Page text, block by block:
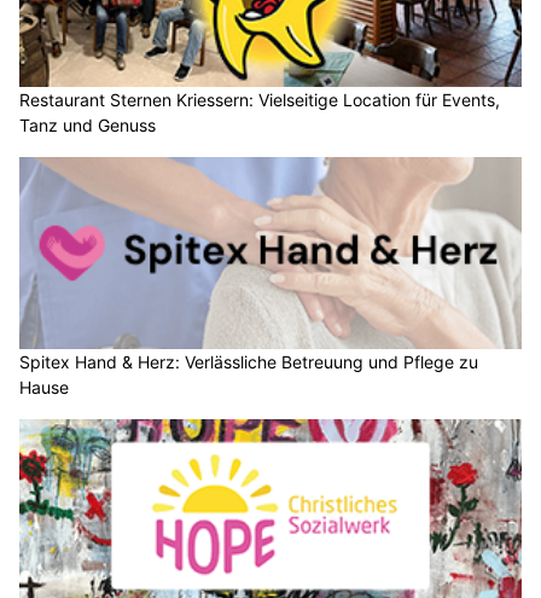
Restaurant Sternen Kriessern: Vielseitige Location für Events,
Tanz und Genuss
Spitex Hand & Herz: Verlässliche Betreuung und Pflege zu
Hause